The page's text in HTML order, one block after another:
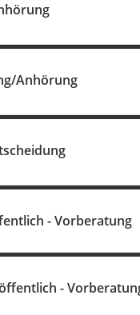
Anhörung
- Vorberatung
-